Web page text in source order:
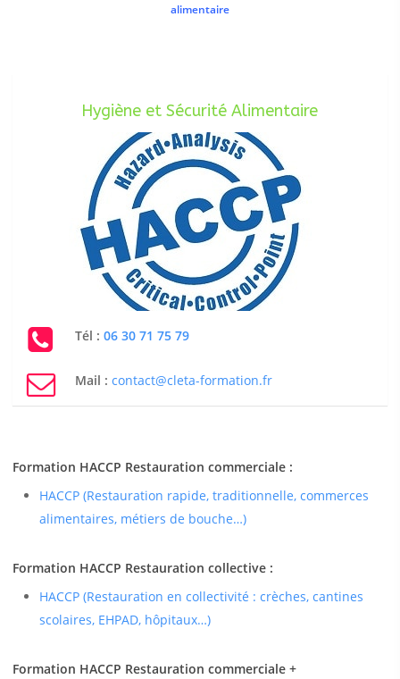
alimentaire
Hygiène et Sécurité Alimentaire
Tél : 06 30 71 75 79
Mail : contact@cleta-formation.fr
Formation HACCP Restauration commerciale :
HACCP (Restauration rapide, traditionnelle, commerces
alimentaires, métiers de bouche…)
Formation HACCP Restauration collective :
HACCP (Restauration en collectivité : crèches, cantines
scolaires, EHPAD, hôpitaux…)
Formation HACCP Restauration commerciale +